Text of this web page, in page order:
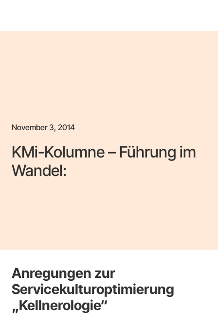
November 3, 2014
KMi-Kolumne – Führung im
Wandel:
Anregungen zur
Servicekulturoptimierung
„Kellnerologie“